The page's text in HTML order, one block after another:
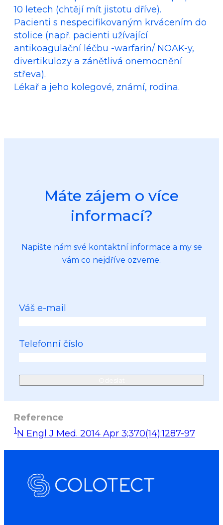
10 letech (chtějí mít jistotu dříve).
Pacienti s nespecifikovaným krvácením do
stolice (např. pacienti užívající
antikoagulační léčbu -warfarin/ NOAK-y,
divertikulozy a zánětlivá onemocnění
střeva).
Lékař a jeho kolegové, známí, rodina.
Máte zájem o více
informací?
Napište nám své kontaktní informace a my se
vám co nejdříve ozveme.
Váš e-mail
Telefonní číslo
Reference
1N Engl J Med. 2014 Apr 3;370(14):1287-97